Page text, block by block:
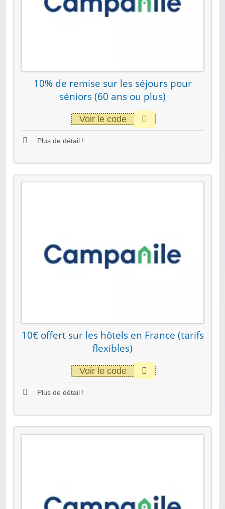
10% de remise sur les séjours pour
séniors (60 ans ou plus)
Voir le code
Plus de détail !
10€ offert sur les hôtels en France (tarifs
flexibles)
Voir le code
Plus de détail !